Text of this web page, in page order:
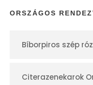
p
ORSZÁGOS
Bíborpiros szép
Citerazenekarok